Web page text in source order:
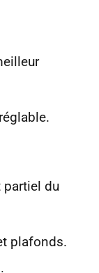
partiel du
plafonds.